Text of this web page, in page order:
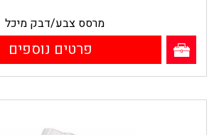
מרסס צבע/דבק מיכל
פרטים נוספים